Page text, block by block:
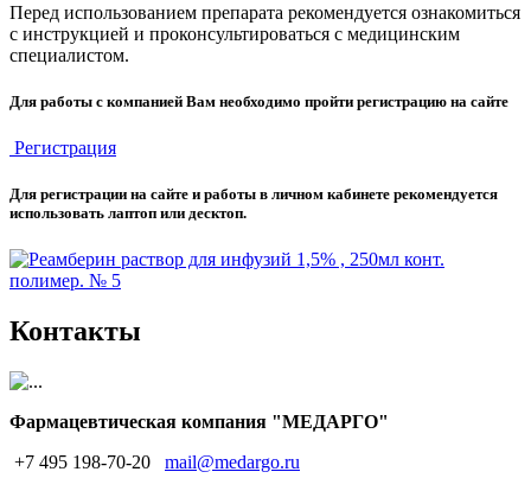
Перед использованием препарата рекомендуется ознакомиться
с инструкцией и проконсультироваться с медицинским
специалистом.
Для работы с компанией Вам необходимо пройти регистрацию на сайте
Регистрация
Для регистрации на сайте и работы в личном кабинете рекомендуется
использовать лаптоп или десктоп.
Контакты
Фармацевтическая компания "МЕДАРГО"
+7 495 198-70-20
mail@medargo.ru